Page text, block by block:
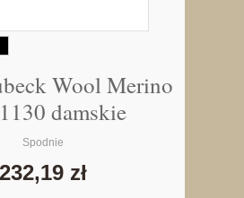
Wool Merino
damskie
Spodnie
232,19 zł